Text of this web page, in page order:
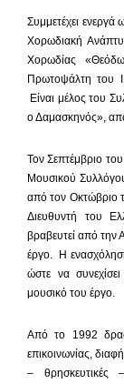
Συμμετέχει
Χορωδιακή
Χορωδίας
Πρωτοψάλτη του
Είναι μέλος του
ο Δαμασκηνός»,
Τον Σεπτέμβριο
Μουσικού
από τον Οκτώβριο
Διευθυντή του
βραβευτεί από την
έργο. Η
ώστε να
μουσικό του έργο.
Από το 1992
επικοινωνίας,
– θρησκευτικές –